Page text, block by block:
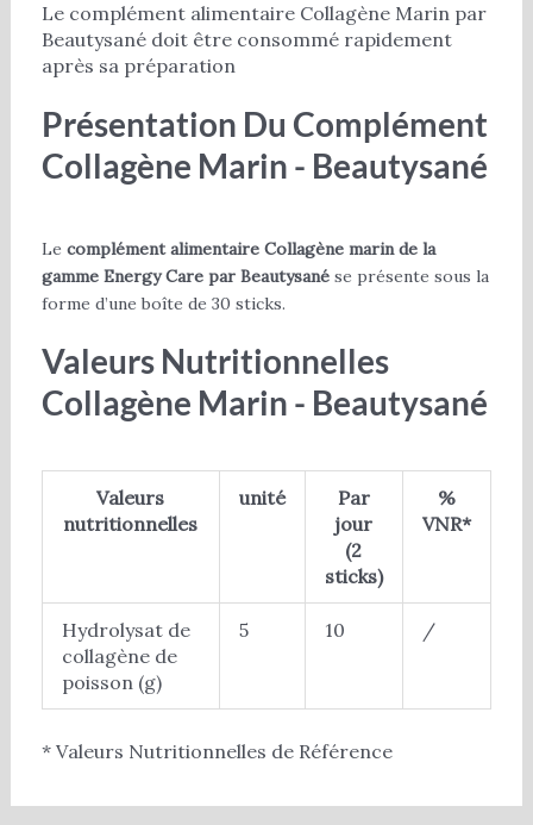
Le complément alimentaire Collagène Marin par
Beautysané doit être consommé rapidement
après sa préparation
Présentation Du Complément
Collagène Marin - Beautysané
Le complément alimentaire Collagène marin de la
gamme Energy Care par Beautysané se présente sous la
forme d’une boîte de 30 sticks.
Valeurs Nutritionnelles
Collagène Marin - Beautysané
Valeurs
nutritionnelles
unité
Par
jour
(2
sticks)
%
VNR*
Hydrolysat de
collagène de
poisson (g)
5 10 /
* Valeurs Nutritionnelles de Référence